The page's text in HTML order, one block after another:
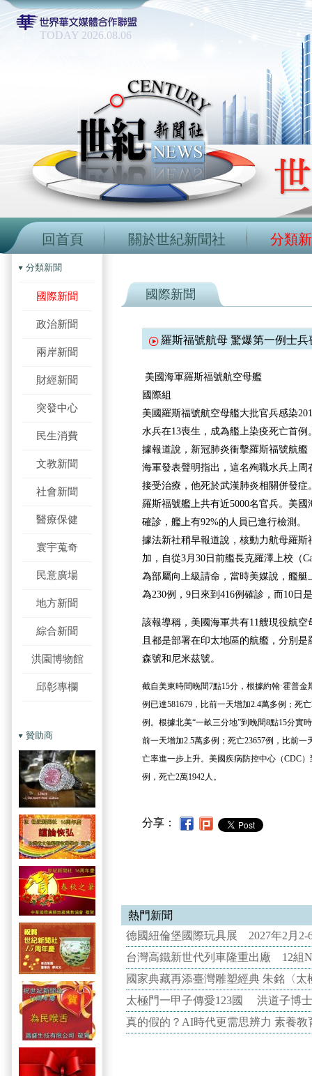
TODAY 2026.08.06
回首頁 關於世紀新聞社 分類
分類新聞
國際新聞
政治新聞
兩岸新聞
財經新聞
突發中心
民生消費
文教新聞
社會新聞
醫療保健
寰宇蒐奇
民意廣場
地方新聞
綜合新聞
洪園博物館
邱彰專欄
贊助商
國際新聞
羅斯福號航母 驚爆第一例士兵
美國海軍羅斯福號航空母艦
國際組
美國羅斯福號航空母艦大批官兵感染
水兵在13喪生，成為艦上染疫死亡首例
據報道說，新冠肺炎衝擊羅斯福號航
海軍發表聲明指出，這名殉職水兵上
接受治療，他死於武漢肺炎相關併發症
羅斯福號艦上共有近5000名官兵。美
確診，艦上有92%的人員已進行檢測。
據法新社稍早報道說，核動力航母羅
加，自從3月30日前艦長克羅澤上校（
為部屬向上級請命，當時美媒說，艦艇
為230例，9日來到416例確診，而10日
該報導稱，美國海軍共有11艘現役航
且都是部署在印太地區的航艦，分別
森號和尼米茲號。
截自美東時間晚間7點15分，根據約翰·霍普
例已達581679，比前一天增加2.4萬多例；死
例。根據北美“一畝三分地”到晚間8點15分實
前一天增加2.5萬多例；死亡23657例，比前一
亡率進一步上升。美國疾病防控中心（CDC
例，死亡2萬1942人。
分享：
熱門新聞
德國紐倫堡國際玩具展 2027年2月2-
台灣高鐵新世代列車隆重出廠 12組
國家典藏再添臺灣雕塑經典 朱銘〈
太極門一甲子傳愛123國 洪道子博
真的假的？AI時代更需思辨力 素養